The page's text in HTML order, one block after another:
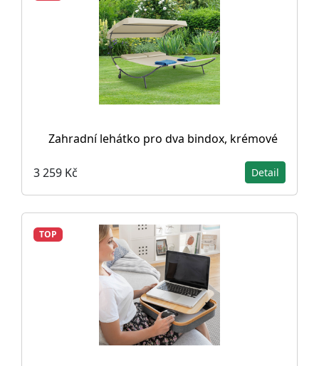
Zahradní lehátko pro dva bindox, krémové
3 259 Kč Detail
TOP